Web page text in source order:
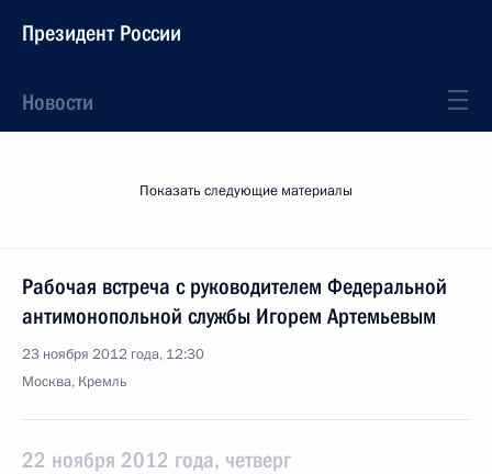
Президент России
Новости
Показать следующие материалы
Рабочая встреча с руководителем Федеральной
антимонопольной службы Игорем Артемьевым
23 ноября 2012 года, 12:30
Москва, Кремль
22 ноября 2012 года, четверг